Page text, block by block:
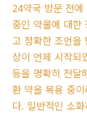
24약국 방문 전
중인 약물에 대한
고 정확한 조언
상이 언제 시작
등을 명확히 전달
환 약을 복용 중
다. 일반적인 소